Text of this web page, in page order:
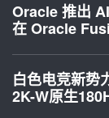
Oracle 推出
在 Oracle
白色电竞新势
2K-W原生